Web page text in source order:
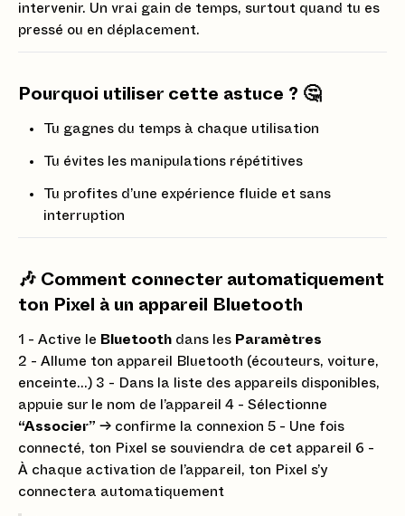
intervenir. Un vrai gain de temps, surtout quand tu es
pressé ou en déplacement.
Pourquoi utiliser cette astuce ? 🤔
Tu gagnes du temps à chaque utilisation
Tu évites les manipulations répétitives
Tu profites d’une expérience fluide et sans
interruption
🎶 Comment connecter automatiquement
ton Pixel à un appareil Bluetooth
1 - Active le Bluetooth dans les Paramètres
2 - Allume ton appareil Bluetooth (écouteurs, voiture,
enceinte…) 3 - Dans la liste des appareils disponibles,
appuie sur le nom de l’appareil 4 - Sélectionne
“Associer” → confirme la connexion 5 - Une fois
connecté, ton Pixel se souviendra de cet appareil 6 -
À chaque activation de l’appareil, ton Pixel s’y
connectera automatiquement